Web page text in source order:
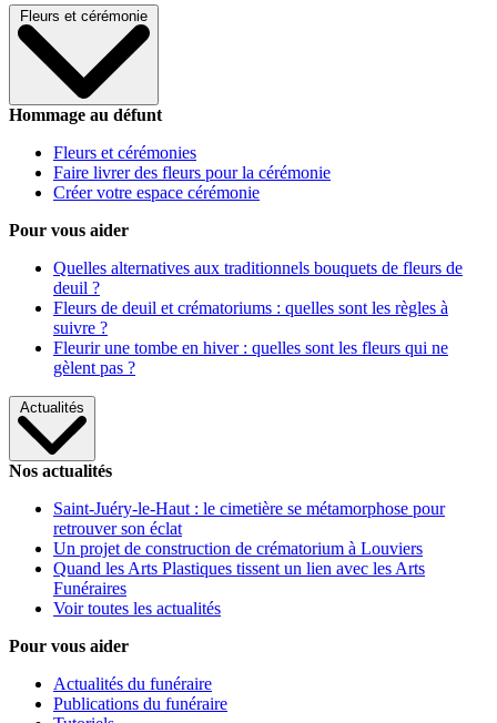
Fleurs et cérémonie
Hommage au défunt
Fleurs et cérémonies
Faire livrer des fleurs pour la cérémonie
Créer votre espace cérémonie
Pour vous aider
Quelles alternatives aux traditionnels bouquets de fleurs de
deuil ?
Fleurs de deuil et crématoriums : quelles sont les règles à
suivre ?
Fleurir une tombe en hiver : quelles sont les fleurs qui ne
gèlent pas ?
Actualités
Nos actualités
Saint-Juéry-le-Haut : le cimetière se métamorphose pour
retrouver son éclat
Un projet de construction de crématorium à Louviers
Quand les Arts Plastiques tissent un lien avec les Arts
Funéraires
Voir toutes les actualités
Pour vous aider
Actualités du funéraire
Publications du funéraire